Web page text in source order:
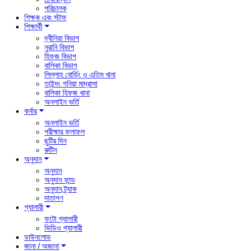
পরিচালক
শিক্ষক এবং স্টাফ
শিক্ষার্থী
দ্বীনিয়া বিভাগ
নুরানি বিভাগ
হিফজ বিভাগ
বালিকা বিভাগ
লিল্লাহ বোর্ডিং ও এতিম খানা
তাইন্দং গনিয়া মাদ্রাসা
বালিকা হিফজ খানা
অনলাইন ভর্তি
কর্নার
অনলাইন ভর্তি
পরীক্ষার ফলাফল
ছুটির দিন
রুটিন
অনুদান
অনুদান
অনুদান ফান্ড
অনুদান ট্র্যাক
দাতাগণ
গ্যালারী
ফটো গ্যালারী
ভিডিও গ্যালারী
ডাউনলোড
জানা / অজানা